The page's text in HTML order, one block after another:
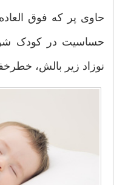
حاوی پر که فوق
حساسیت در کودک
نوزاد زیر بالش،